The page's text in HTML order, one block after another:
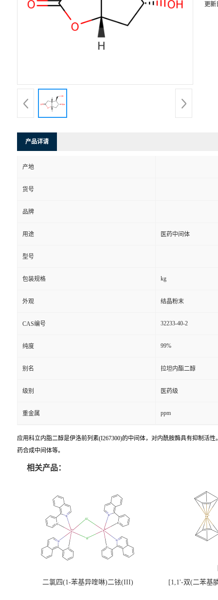
更新
产品详请
产地
货号
品牌
用途 医药中间体
型号
包装规格 kg
外观 结晶粉末
CAS编号 32233-40-2
纯度 99%
别名 拉坦内酯二醇
级别 医药级
重金属 ppm
应用科立内脂二醇是伊洛前列素(I267300)的中间体，对内酰胺酶具有抑制活
药合成中间体等。
相关产品：
二氯四(1-苯基异喹啉)二铱(III) [1,1'-双(二苯基